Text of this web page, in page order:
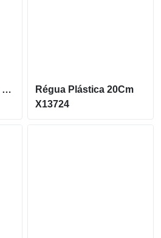
Caneta Ecologica de papelão com clipe de Plastico X00002
Régua Plástica 20Cm
X13724